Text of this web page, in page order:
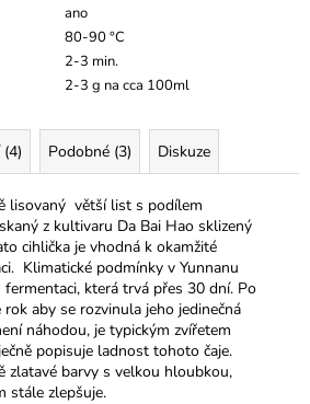
ano
80-90 °C
2-3 min.
2-3 g na cca 100ml
Podobné (3) Diskuze
lisovaný větší list s podílem
z kultivaru Da Bai Hao sklizený
cihlička je vhodná k okamžité
Klimatické podmínky v Yunnanu
která trvá přes 30 dní. Po
aby se rozvinula jeho jedinečná
náhodou, je typickým zvířetem
popisuje ladnost tohoto čaje.
zlatavé barvy s velkou hloubkou,
stále zlepšuje.